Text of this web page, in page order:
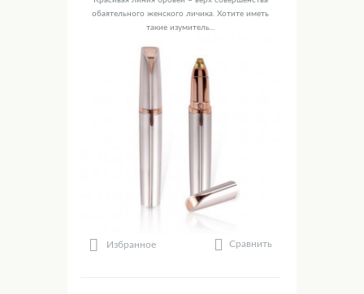
обаятельного женского личика. Хотите иметь
такие изумитель...
Избранное Сравнить